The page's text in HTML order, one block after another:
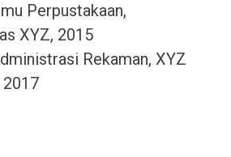
Perpustakaan,
XYZ, 2015
Rekaman, XYZ